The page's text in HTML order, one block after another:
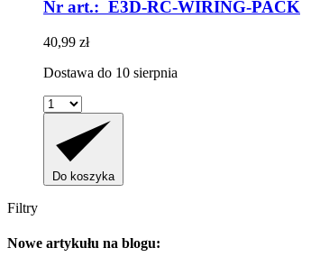
Nr art.: E3D-RC-WIRING-PACK
40,99 zł
Dostawa do 10 sierpnia
Do koszyka
Filtry
Nowe artykułu na blogu: